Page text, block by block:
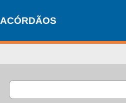
ACÓRDÃOS